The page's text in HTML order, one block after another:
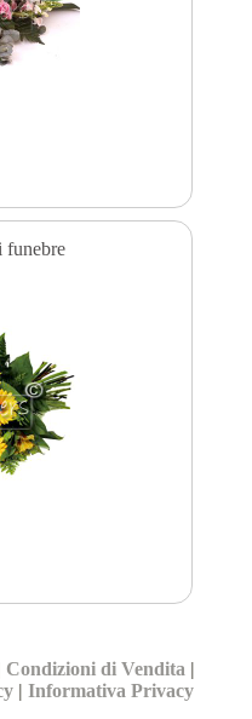
Condizioni di Vendita |
|Informativa Privacy